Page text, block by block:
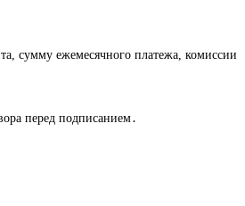
сумму ежемесячного платежа, комиссии
перед подписанием․